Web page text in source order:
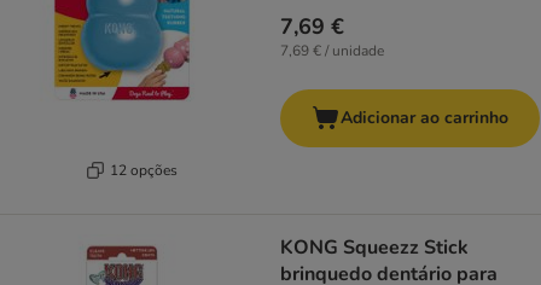
12 opções
7,69 €
7,69 € / unidade
Adicionar ao carrinho
KONG Squeezz Stick
brinquedo dentário para